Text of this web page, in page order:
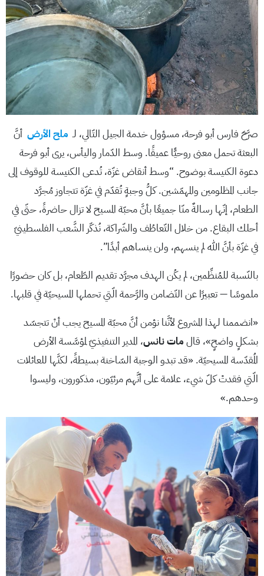
صرَّحَ فارس أبو فرحة، مسؤول خدمة الجيل التّالي، لـ ملح الأرض أنَّ
البعثة تحمل معنى روحيًّا عميقًا. وسط الدّمار واليأس، يرى أبو فرحة
دعوة الكنيسة بوضوح. “وسط أنقاض غزّة، تُدعى الكنيسة للوقوف إلى
جانب المظلومين والمهمّشين. كلُّ وجبةٍ تُقدّم في غزّة تتجاوز مُجرَّد
الطعام، إنّها رسالةٌ منّا جميعًا بأنَّ محبّة المسيح لا تزال حاضرةً، حتّى في
أحلك البقاع. من خلال التّعاطُف والشّراكة، نُذكّر الشَّعب الفلسطينيّ
في غزّة بأنَّ الله لم ينسهم، ولن ينساهم أبدًا”.
بالنّسبة للمُنظِّمين، لم يكُن الهدف مجرَّد تقديم الطّعام، بل كان حضورًا
ملموسًا — تعبيرًا عن التّضامن والرَّحمة الّتي تحملها المسيحيّة في قلبها.
«انضممنا لهذا المشروع لأنَّنا نؤمن أنَّ محبّة المسيح يجب أنْ تتجسّد
بشكلٍ واضحٍ»، قالمات نانس، المدير التنفيذيّ لمؤسَّسة الأرض
المُقدّسة المسيحيّة. «قد تبدو الوجبة السّاخنة بسيطةً، لكنَّها للعائلات
الّتي فقدتْ كلّ شيء، علامة على أنَّهم مرئيّون، مذكورون، وليسوا
وحدهم.»